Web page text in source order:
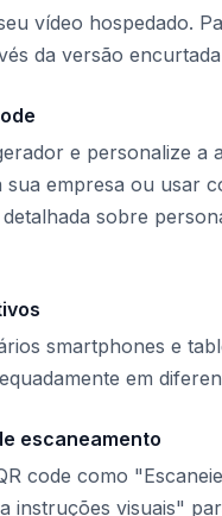
vídeo hospedado.
da versão
e personalize a
empresa ou usar
sobre
smartphones e
em
escaneamento
code como
instruções visuais"